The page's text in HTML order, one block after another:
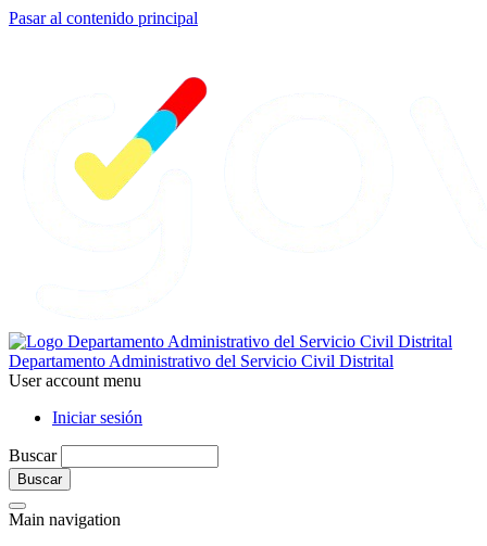
Pasar al contenido principal
Departamento Administrativo del Servicio Civil Distrital
User account menu
Iniciar sesión
Buscar
Main navigation